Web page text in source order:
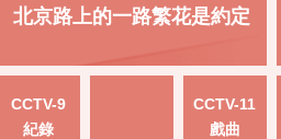
北京路上的一路繁花是約定
CCTV-9
紀錄
CCTV-11
戲曲